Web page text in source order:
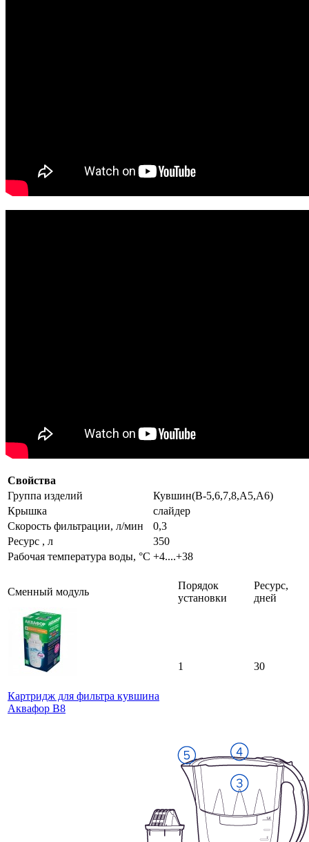
Свойства
Группа изделий
Кувшин(В-5,6,7,8,А5,А6)
Крышка
слайдер
Скорость фильтрации, л/мин
0,3
Ресурс , л
350
Рабочая температура воды, °C +4....+38
Сменный модуль
Порядок
установки
Ресурс,
дней
Картридж для фильтра кувшина
Аквафор В8
1 30